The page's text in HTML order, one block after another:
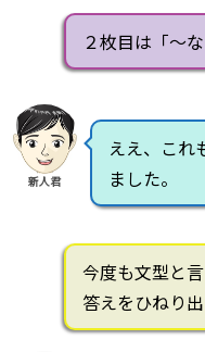
２枚目は「～
新人君
ええ、これ
ました。
今度も文型と言
答えをひねり